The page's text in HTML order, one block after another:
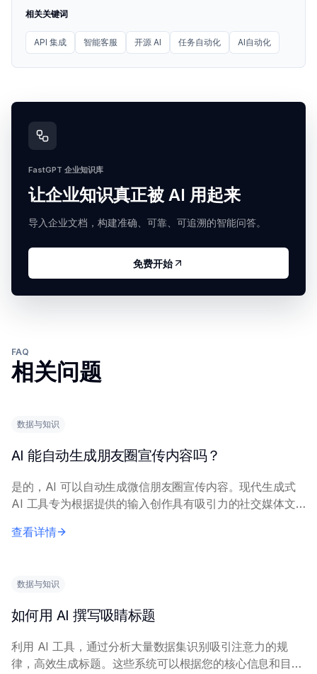
相关关键词
API 集成 智能客服 开源 AI 任务自动化 AI自动化
FastGPT 企业知识库
让企业知识真正被 AI 用起来
导入企业文档，构建准确、可靠、可追溯的智能问答。
免费开始
FAQ
相关问题
数据与知识
AI 能自动生成朋友圈宣传内容吗？
是的，AI 可以自动生成微信朋友圈宣传内容。现代生成式
AI 工具专为根据提供的输入创作具有吸引力的社交媒体文
要，包括产品/服务介绍、目标受众...
查看详情
数据与知识
如何用 AI 撰写吸睛标题
利用 AI 工具，通过分析大量数据集识别吸引注意力的规
律，高效生成标题。这些系统可以根据您的核心信息和目标